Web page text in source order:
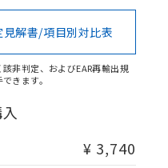
見解書/項目別対比表
非判定、およびEAR再輸出規
きます。
¥ 3,740